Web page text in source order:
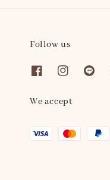
Follow us
We accept